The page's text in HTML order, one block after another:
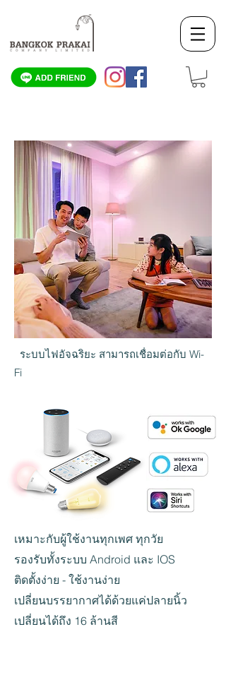
ระบบไฟอัจฉริยะ สามารถเชื่อมต่อกับ Wi-
Fi
เหมาะกับผู้ใช้งานทุกเพศ ทุกวัย
รองรับทั้งระบบ Android และ IOS
ติดตั้งง่าย - ใช้งานง่าย
เปลี่ยนบรรยากาศได้ด้วยแค่ปลายนิ้ว
เปลี่ยนได้ถึง 16 ล้านสี